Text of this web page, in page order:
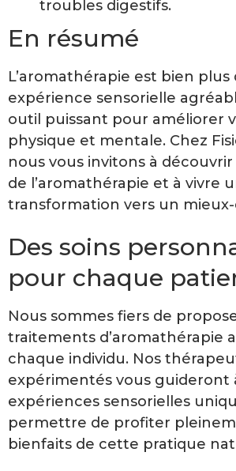
troubles digestifs.
En résumé
L’aromathérapie est bien plus
expérience sensorielle
outil puissant pour améliorer
physique et mentale. Chez
nous vous invitons à
de l’aromathérapie et à vivre
transformation vers un
Des soins
pour chaque
Nous sommes fiers de
traitements d’aromathérapie
chaque individu. Nos
expérimentés vous guideront
expériences sensorielles
permettre de profiter
bienfaits de cette pratique